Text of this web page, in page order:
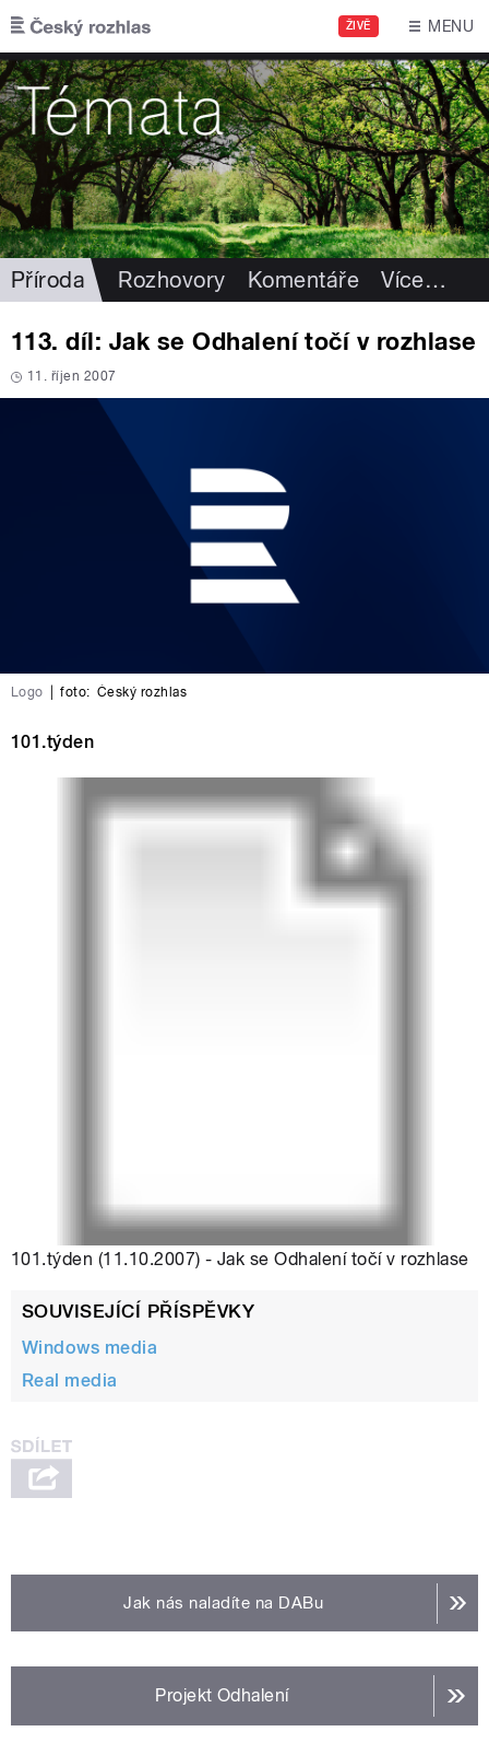
Přejít k hlavnímu obsahu
ŽIVĚ MENU
Příroda Rozhovory Komentáře Více…
113. díl: Jak se Odhalení točí v rozhlase
11. říjen 2007
Logo foto: Český rozhlas
101.týden
101.týden (11.10.2007) - Jak se Odhalení točí v rozhlase
SOUVISEJÍCÍ PŘÍSPĚVKY
Windows media
Real media
Jak nás naladíte na DABu
Projekt Odhalení